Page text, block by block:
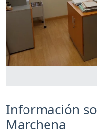
Información
Marchena